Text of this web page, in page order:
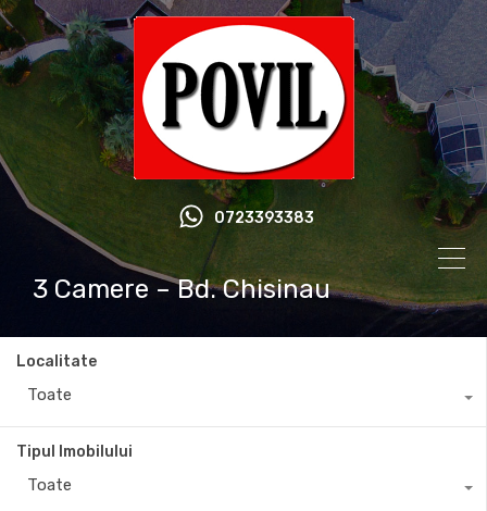
0723393383
3 Camere – Bd. Chisinau
Localitate
Toate
Tipul Imobilului
Toate